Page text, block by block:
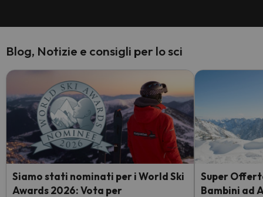
Blog, Notizie e consigli per lo sci
Siamo stati nominati per i World Ski
Awards 2026: Vota per
Super
Bambini ad